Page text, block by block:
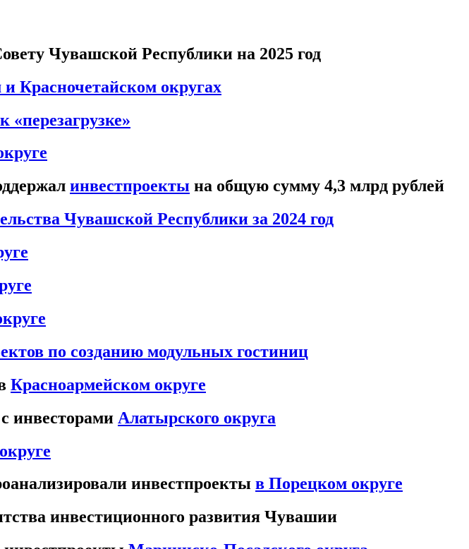
Чувашской Республики на 2025 год
Красночетайском округах
«перезагрузке»
инвестпроекты на общую сумму 4,3 млрд рублей
Чувашской Республики за 2024 год
по созданию модульных гостиниц
Красноармейском округе
инвесторами Алатырского округа
инвестпроекты в Порецком округе
инвестиционного развития Чувашии